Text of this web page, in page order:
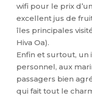
wifi pour le prix
excellent jus de
îles principales
Hiva Oa).
Enfin et surtout, un
personnel, aux
passagers bien
qui fait tout le